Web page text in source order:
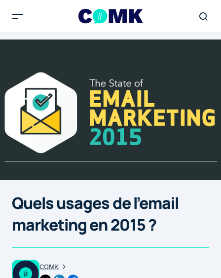
Quels usages de l’email
marketing en 2015 ?
COMK